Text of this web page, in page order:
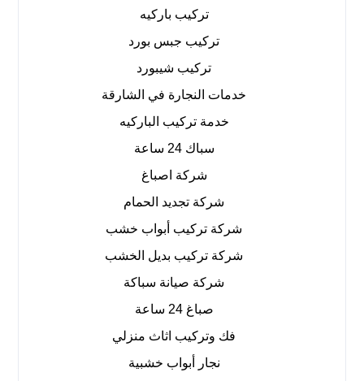
تركيب باركيه
تركيب جبس بورد
تركيب شيبورد
خدمات النجارة في الشارقة
خدمة تركيب الباركيه
سباك 24 ساعة
شركة اصباغ
شركة تجديد الحمام
شركة تركيب أبواب خشب
شركة تركيب بديل الخشب
شركة صيانة سباكة
صباغ 24 ساعة
فك وتركيب اثاث منزلي
نجار أبواب خشبية